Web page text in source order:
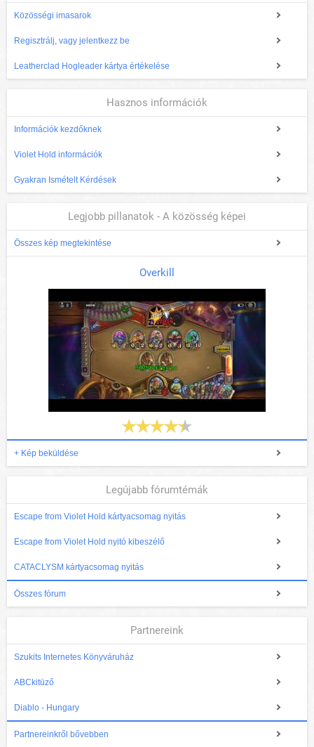
Közösségi imasarok
Regisztrálj, vagy jelentkezz be
Leatherclad Hogleader kártya értékelése
Hasznos információk
Információk kezdőknek
Violet Hold információk
Gyakran Ismételt Kérdések
Legjobb pillanatok - A közösség képei
Összes kép megtekintése
Overkill
+ Kép beküldése
Legújabb fórumtémák
Escape from Violet Hold kártyacsomag nyitás
Escape from Violet Hold nyitó kibeszélő
CATACLYSM kártyacsomag nyitás
Összes fórum
Partnereink
Szukits Internetes Könyváruház
ABCkitüző
Diablo - Hungary
Partnereinkről bővebben